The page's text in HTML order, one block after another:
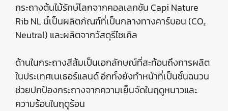
กระถางต้นไม้รักษ์โลกจากคอลเลกชัน Capi Nature
Rib NL นี้เป็นผลิตภัณฑ์ที่เป็นกลางทางคาร์บอน (CO₂
Neutral) และผลิตจากวัสดุรีไซเคิล
ด้านในกระถางสีส้มเป็นเอกลักษณ์ที่สะท้อนถึงการผลิต
ในประเทศเนเธอร์แลนด์ อีกทั้งยังทำหน้าที่เป็นชั้นฉนวน
ช่วยปกป้องกระถางจากความเย็นจัดในฤดูหนาวและ
ความร้อนในฤดูร้อน